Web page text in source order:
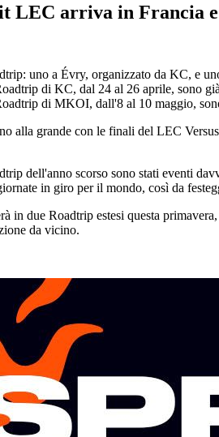
LEC arriva in Francia
uno a Évry, organizzato da KC, e
di KC, dal 24 al 26 aprile, sono
di MKOI, dall'8 al 10 maggio,
alla grande con le finali del LEC
dell'anno scorso sono stati eventi
in giro per il mondo, così da
in due Roadtrip estesi questa
da vicino.